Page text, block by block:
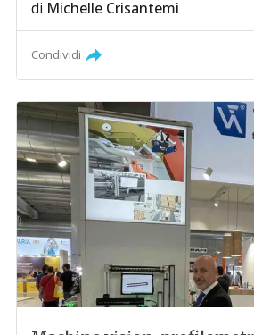
di Michelle Crisantemi
Condividi